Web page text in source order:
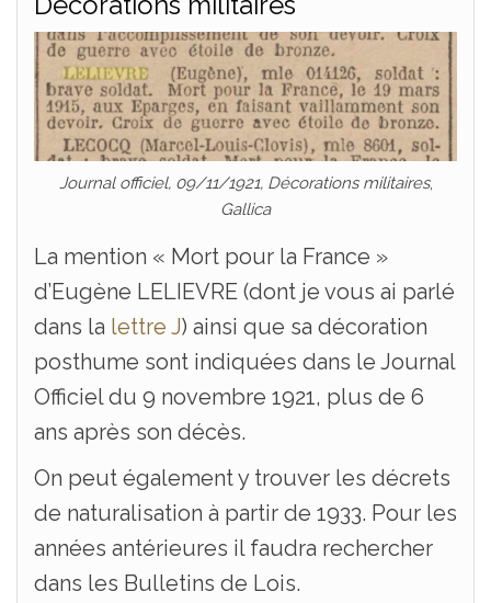
Journal officiel, 09/11/1921, Décorations militaires,
Gallica
La mention « Mort pour la France »
d’Eugène LELIEVRE (dont je vous ai parlé
dans la lettre J) ainsi que sa décoration
posthume sont indiquées dans le Journal
Officiel du 9 novembre 1921, plus de 6
ans après son décès.
On peut également y trouver les décrets
de naturalisation à partir de 1933. Pour les
années antérieures il faudra rechercher
dans les Bulletins de Lois.